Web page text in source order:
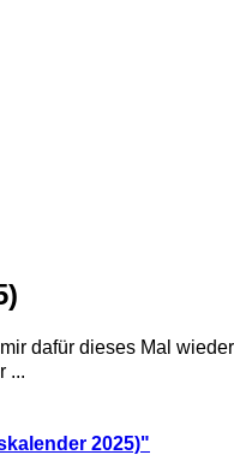
dafür dieses Mal
...
2025)"